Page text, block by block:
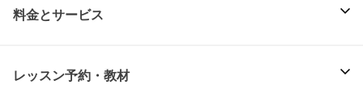
料金とサービス
レッスン予約・教材